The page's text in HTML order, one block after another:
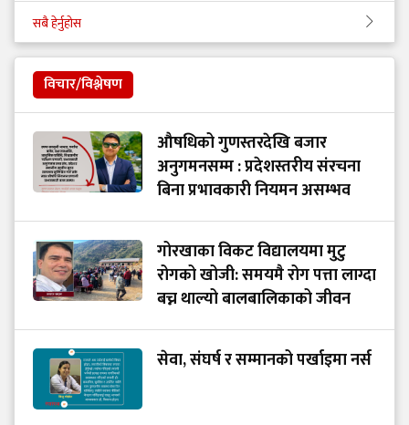
सबै हेर्नुहोस
विचार/विश्लेषण
औषधिको गुणस्तरदेखि बजार
अनुगमनसम्म : प्रदेशस्तरीय संरचना
बिना प्रभावकारी नियमन असम्भव
गोरखाका विकट विद्यालयमा मुटु
रोगको खोजी: समयमै रोग पत्ता लाग्दा
बच्न थाल्यो बालबालिकाको जीवन
सेवा, संघर्ष र सम्मानको पर्खाइमा नर्स